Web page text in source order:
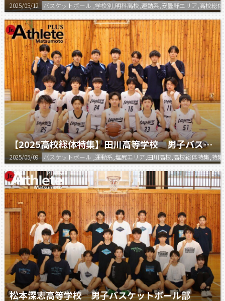
2025/05/12 バスケットボール ,学校別,明科高校,運動系,安曇野エリア,高校総
【2025高校総体特集】田川高等学校 男子バスケットボール部
2025/05/09 バスケットボール ,運動系,塩尻エリア,田川高校,高校総体特集,特
松本深志高等学校 男子バスケットボール部